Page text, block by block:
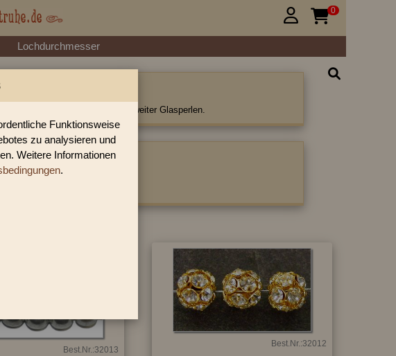
 0
Lochdurchmesser
für Metallperlen
zahlreich Metallperlen und viele weiter Glasperlen.
sich in folgender Kategorie:
Metallperlen
Best.Nr.:32013
Best.Nr.:32012
Funktionsweise
zu analysieren und
Weitere Informationen
.